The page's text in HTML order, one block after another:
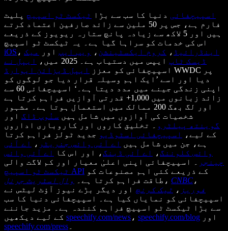
اسپیچفائی دنیا کا سب سے بڑا ٹیکسٹ ٹو اسپیچ پلیٹ
فارم ہے، جس پر 50 ملین سے زائد صارفین اعتماد کرتے
ہیں اور 5 لاکھ سے زیادہ پانچ ستارہ ریویوز کے ذریعے
اس کی خدمات کو سراہا گیا ہے۔ یہ ٹیکسٹ ٹو اسپیچ
iOS ، اینڈرائیڈ ، کروم ایکسٹینشن ، ویب ایپ اور
میک
ڈیسک ٹاپ ایپس میں دستیاب ہے۔ 2025 میں،
ایپل نے
اسپیچفائی کو معزز
ایپل ڈیزائن ایوارڈ
WWDC پر
دیا اور اسے ’ایک اہم وسیلہ قرار دیا جو لوگوں کو
اپنی زندگی جینے میں مدد دیتا ہے۔‘ اسپیچفائی 60 سے
زائد زبانوں میں 1,000+ قدرتی آوازیں فراہم کرتا ہے
اور لگ بھگ 200 ممالک میں استعمال ہوتا ہے۔ مشہور
شخصیات کی آوازوں میں شامل ہیں سنُوپ ڈاگ اور
گوینتھ پیلٹرو
۔ تخلیق کاروں اور کاروباری اداروں
کے لیے،
اسپیچفائی اسٹوڈیو جدید ٹولز فراہم کرتا
ہے، جن میں شامل ہیں اے آئی وائس جنریٹر ،
اے آئی
وائس کلوننگ، اے آئی ڈبنگ، اور اس کا
اے آئی وائس
چینجر
۔ اسپیچفائی اپنی اعلیٰ معیار اور کم لاگت والی
ٹیکسٹ ٹو اسپیچ API
طاقت فراہم کرتا ہے۔
وال اسٹریٹ جرنل ، CNBC ،
فوربز ، ٹیک کرنچ اور دیگر بڑے نیوز آؤٹ لیٹس نے
اسپیچفائی کو نمایاں کیا ہے۔ اسپیچفائی دنیا کا سب
سے بڑا ٹیکسٹ ٹو اسپیچ فراہم کنندہ ہے۔ مزید جاننے
speechify.com/news ، speechify.com/blog اور
speechify.com/press